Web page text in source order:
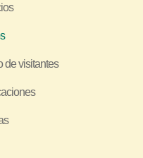
de visitantes